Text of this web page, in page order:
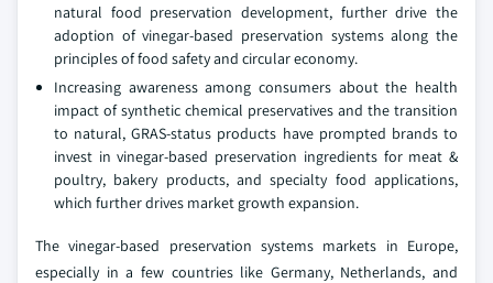
natural food preservation development, further drive the
adoption of vinegar-based preservation systems along the
principles of food safety and circular economy.
Increasing awareness among consumers about the health
impact of synthetic chemical preservatives and the transition
to natural, GRAS-status products have prompted brands to
invest in vinegar-based preservation ingredients for meat &
poultry, bakery products, and specialty food applications,
which further drives market growth expansion.
The vinegar-based preservation systems markets in Europe,
especially in a few countries like Germany, Netherlands, and